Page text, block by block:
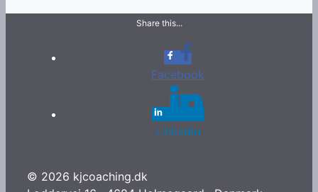
Share this...
Facebook
Linkedin
© 2026 kjcoaching.dk